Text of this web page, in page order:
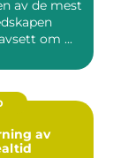
av de mest
om ...
av